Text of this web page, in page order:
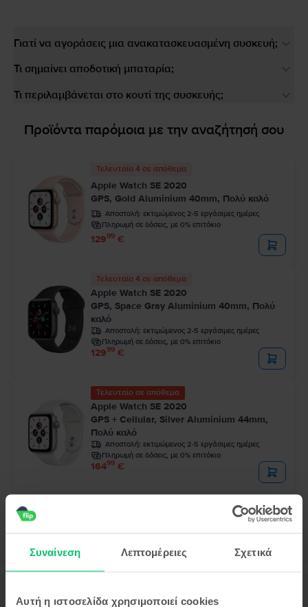
Συναίνεση Λεπτομέρειες Σχετικά
Αυτή η ιστοσελίδα χρησιμοποιεί cookies
Γιατί να αγοράσεις μια ανακατασκευασμένη συσκευή;
Τι σημαίνει αποδοτική μπαταρία;
Τι περιλαμβάνεται στο κουτί της συσκευής;
Προϊόντα παρόμοια με την αναζήτησή σου
Τελευταία 4 σε απόθεμα
Apple Watch SE 2020
GPS, Gold Aluminium 40mm, Πολύ καλό
Αποστολή: εκτιμώμενος 2-5 εργάσιμες ημέρες
Πληρωμή σε δόσεις, με 0% επιτόκιο
12999 €
Τελευταία 4 σε απόθεμα
Apple Watch SE 2020
GPS, Space Gray Aluminium 40mm, Πολύ
καλό
Αποστολή: εκτιμώμενος 2-5 εργάσιμες ημέρες
Πληρωμή σε δόσεις, με 0% επιτόκιο
12999 €
Τελευταίο σε απόθεμα
Apple Watch SE 2020
GPS + Cellular, Silver Aluminium 44mm,
Πολύ καλό
Αποστολή: εκτιμώμενος 2-5 εργάσιμες ημέρες
Πληρωμή σε δόσεις, με 0% επιτόκιο
16499 €